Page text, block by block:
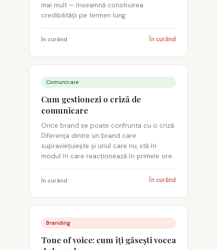
mai mult — înseamnă construirea
credibilității pe termen lung.
În curând În curând
Comunicare
Cum gestionezi o criză de
comunicare
Orice brand se poate confrunta cu o criză.
Diferența dintre un brand care
supraviețuiește și unul care nu, stă în
modul în care reacționează în primele ore.
În curând În curând
Branding
Tone of voice: cum îți găsești vocea